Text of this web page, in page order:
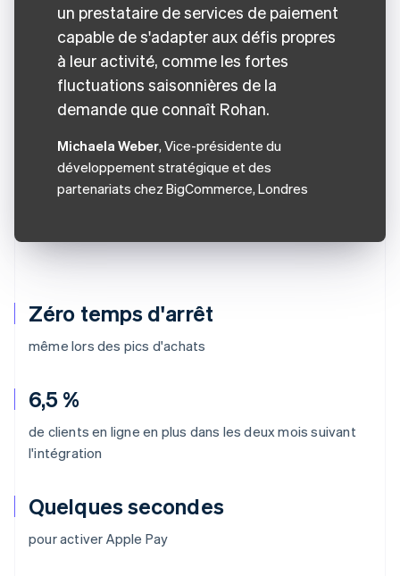
Zéro temps d'arrêt
même lors des pics d'achats
6,5 %
de clients en ligne en plus dans les deux mois suivant
l'intégration
Quelques secondes
pour activer Apple Pay
un prestataire de services de paiement
capable de s'adapter aux défis propres
à leur activité, comme les fortes
fluctuations saisonnières de la
demande que connaît Rohan.
Michaela Weber, Vice-présidente du
développement stratégique et des
partenariats chez BigCommerce, Londres